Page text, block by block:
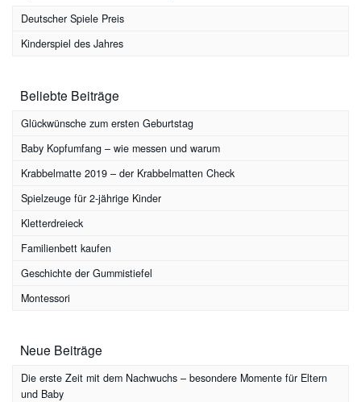
Deutscher Spiele Preis
Kinderspiel des Jahres
Beliebte Beiträge
Glückwünsche zum ersten Geburtstag
Baby Kopfumfang – wie messen und warum
Krabbelmatte 2019 – der Krabbelmatten Check
Spielzeuge für 2-jährige Kinder
Kletterdreieck
Familienbett kaufen
Geschichte der Gummistiefel
Montessori
Neue Beiträge
Die erste Zeit mit dem Nachwuchs – besondere Momente für Eltern
und Baby